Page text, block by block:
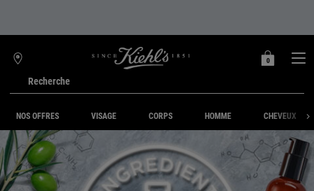
Recherche
TROUVER
BOUTIQUE
MON
0
0 PRODUIT
NOS OFFRES VISAGE CORPS HOMME CHEVEUX